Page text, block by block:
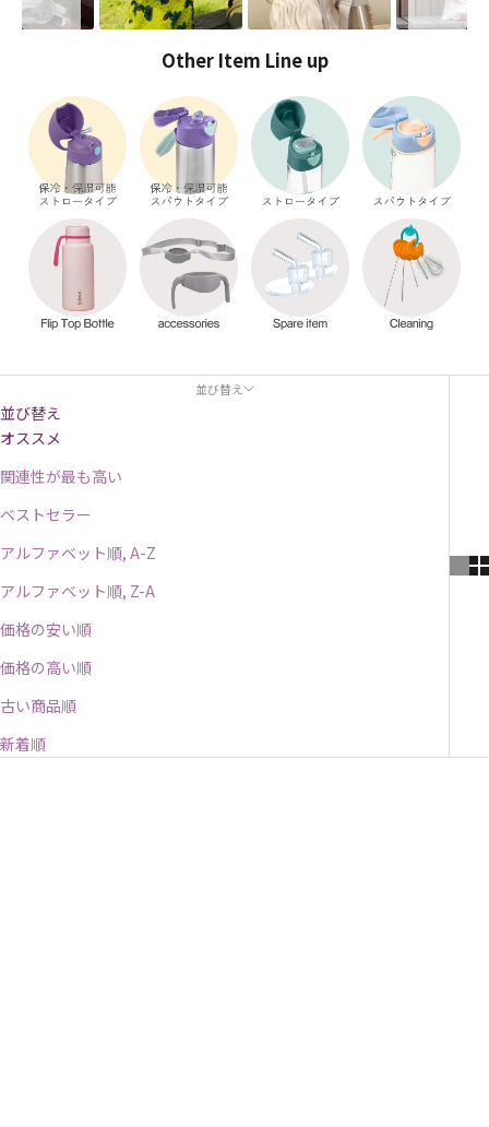
Other Item Line up
並び替え
並び替え
オススメ
関連性が最も高い
ベストセラー
アルファベット順, A-Z
アルファベット順, Z-A
価格の安い順
価格の高い順
古い商品順
新着順